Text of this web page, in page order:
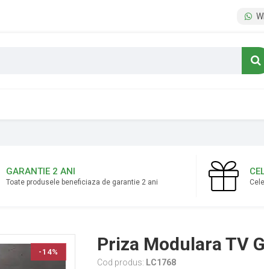
GARANTIE 2 ANI
Toate produsele beneficiaza de garantie 2 ani
-14% Priza Modulara TV
Cod produs: LC1768